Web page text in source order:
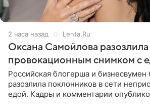
2 часа назад Lenta.Ru
Оксана Самойлова
провокационным снимком с
Российская блогерша и
разозлила поклонников в сети
едой. Кадры и комментарии